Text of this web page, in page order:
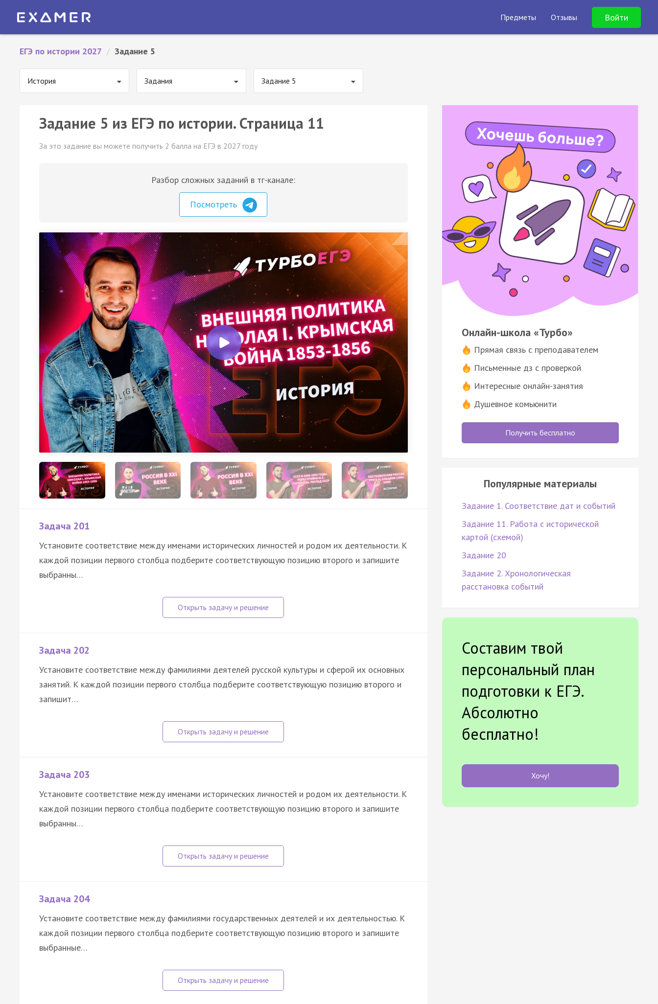
Предметы Отзывы Войти
ЕГЭ по истории 2027 / Задание 5
История Задания Задание 5
Задание 5 из ЕГЭ по истории. Страница 11
За это задание вы можете получить 2 балла на ЕГЭ в 2027 году
Разбор сложных заданий в тг-канале:
Посмотреть
Задача 201
Установите соответствие между именами исторических личностей и родом их деятельности. К
каждой позиции первого столбца подберите соответствующую позицию второго и запишите
выбранны…
Задача 202
Установите соответствие между фамилиями деятелей русской культуры и сферой их основных
занятий. К каждой позиции первого столбца подберите соответствующую позицию второго и
запишит…
Задача 203
Установите соответствие между именами исторических личностей и родом их деятельности. К
каждой позиции первого столбца подберите соответствующую позицию второго и запишите
выбранны…
Задача 204
Установите соответствие между фамилиями государственных деятелей и их деятельностью. К
каждой позиции первого столбца подберите соответствующую позицию второго и запишите
выбранные…
Онлайн-школа «Турбо»
Прямая связь с преподавателем
Письменные дз с проверкой
Интересные онлайн-занятия
Душевное комьюнити
Получить бесплатно
Популярные материалы
Задание 1. Соответствие дат и событий
Задание 11. Работа с исторической
картой (схемой)
Задание 20
Задание 2. Хронологическая
расстановка событий
Составим твой
персональный план
подготовки к ЕГЭ.
Абсолютно
бесплатно!
Хочу!